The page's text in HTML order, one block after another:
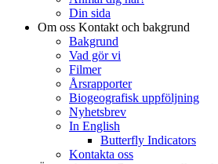
Din sida
Om oss Kontakt och bakgrund
Bakgrund
Vad gör vi
Filmer
Årsrapporter
Biogeografisk uppföljning
Nyhetsbrev
In English
Butterfly Indicators
Kontakta oss